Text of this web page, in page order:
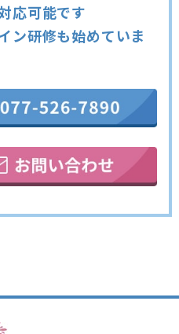
応可能です
ン研修も始めていま